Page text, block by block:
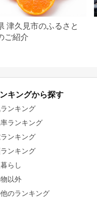
津久見市のふるさと
ご紹介
キングから探す
ランキング
ランキング
ンキング
ンキング
らし
以外
のランキング